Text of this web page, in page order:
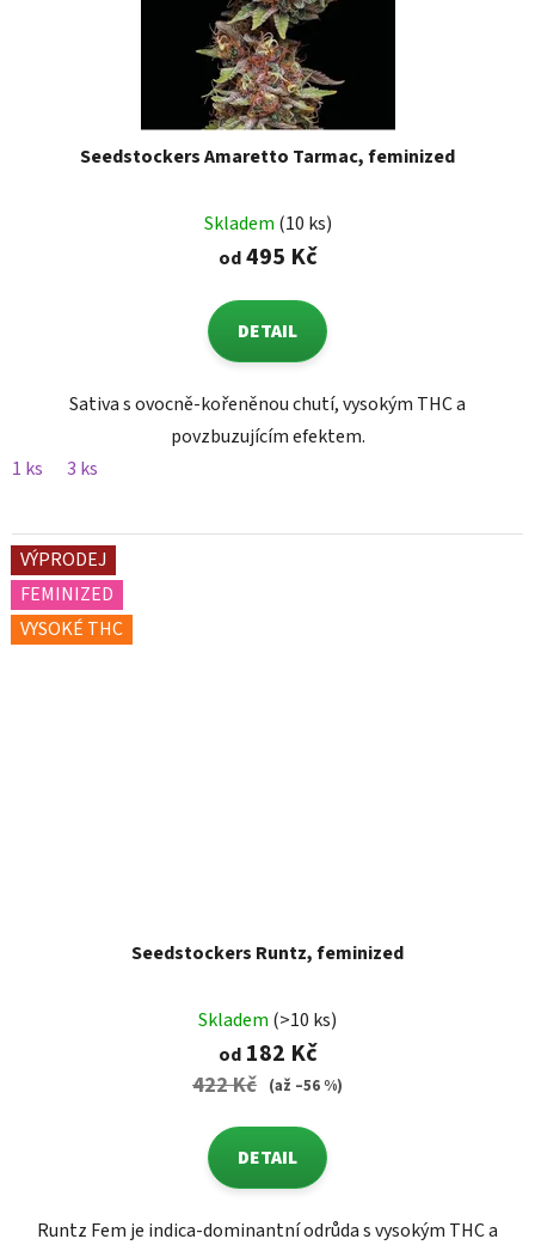
Seedstockers Amaretto Tarmac, feminized
Skladem (10 ks)
od495 Kč
DETAIL
Sativa s ovocně-kořeněnou chutí, vysokým THC a
povzbuzujícím efektem.
1 ks
3 ks
VÝPRODEJ
FEMINIZED
VYSOKÉ THC
Seedstockers Runtz, feminized
Skladem (>10 ks)
od182 Kč
422 Kč (až –56 %)
DETAIL
Runtz Fem je indica-dominantní odrůda s vysokým THC a